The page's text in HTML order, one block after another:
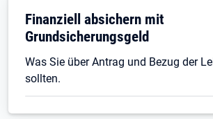
Finanziell absichern mit
Grundsicherungsgeld
Was Sie über Antrag und Bezug der
sollten.